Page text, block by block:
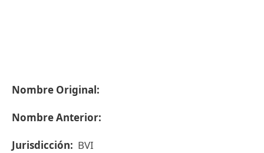
Nombre Original:
Nombre Anterior:
Jurisdicción: BVI